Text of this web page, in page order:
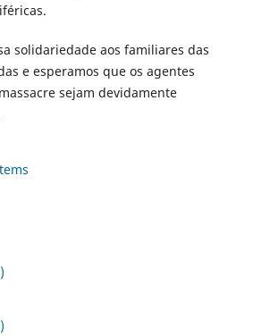
solidariedade aos familiares das
e esperamos que os agentes
sejam devidamente